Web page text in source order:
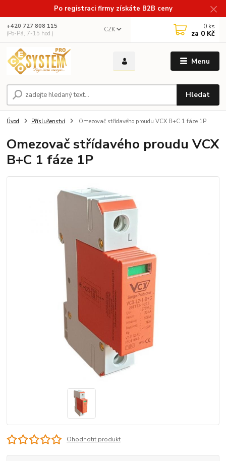
Po registraci firmy získáte B2B ceny
Menu
CZK
Hledat
+420 727 808 115
(Po-Pá, 7-15 hod.)
0 ks
za 0 Kč
Úvod Příslušenství Omezovač střídavého proudu VCX B+C 1 fáze 1P
Omezovač střídavého proudu VCX
B+C 1 fáze 1P
Ohodnotit produkt